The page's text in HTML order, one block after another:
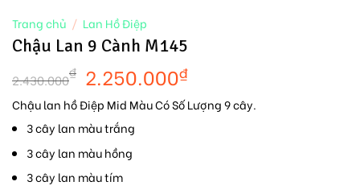
Trang chủ / Lan Hồ Điệp
Chậu Lan 9 Cành M145
2.430.000₫ 2.250.000₫
Chậu lan hồ Điệp Mid Màu Có Số Lượng 9 cây.
3 cây lan màu trắng
3 cây lan màu hồng
3 cây lan màu tím